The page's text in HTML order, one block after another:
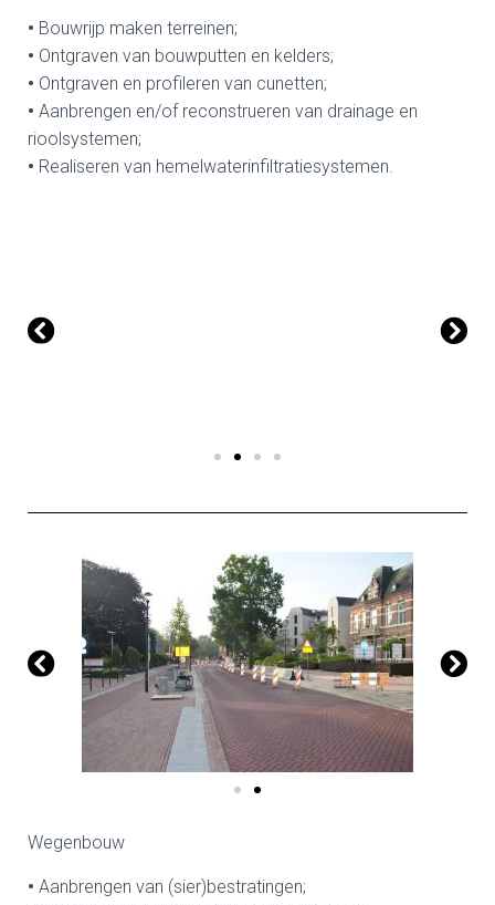
• Bouwrijp maken terreinen;
• Ontgraven van bouwputten en kelders;
• Ontgraven en profileren van cunetten;
• Aanbrengen en/of reconstrueren van drainage en
rioolsystemen;
• Realiseren van hemelwaterinfiltratiesystemen.
Wegenbouw
• Aanbrengen van (sier)bestratingen;